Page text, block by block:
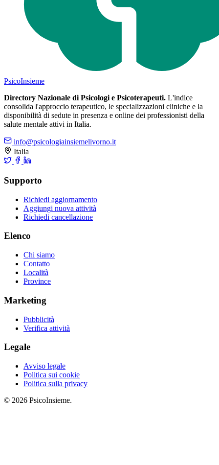
PsicoInsieme
Directory Nazionale di Psicologi e Psicoterapeuti. L'indice
consolida l'approccio terapeutico, le specializzazioni cliniche e la
disponibilità di sedute in presenza e online dei professionisti della
salute mentale attivi in Italia.
info@psicologiainsiemelivorno.it
Italia
Supporto
Richiedi aggiornamento
Aggiungi nuova attività
Richiedi cancellazione
Elenco
Chi siamo
Contatto
Località
Province
Marketing
Pubblicità
Verifica attività
Legale
Avviso legale
Politica sui cookie
Politica sulla privacy
© 2026 PsicoInsieme.